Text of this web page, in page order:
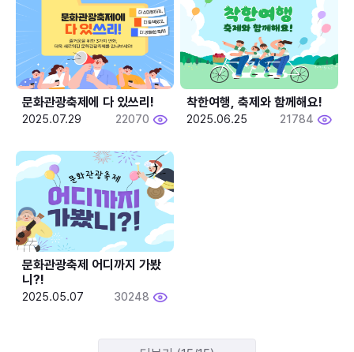
문화관광축제에 다 있쓰리!
2025.07.29 22070
착한여행, 축제와 함께해요!
2025.06.25 21784
문화관광축제 어디까지 가봤
니?!
2025.05.07 30248